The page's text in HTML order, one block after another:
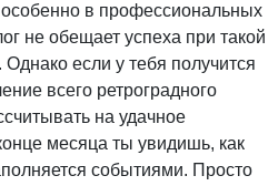
в профессиональных
не обещает успеха при такой
если у тебя получится
всего ретроградного
на удачное
месяца ты увидишь, как
событиями. Просто